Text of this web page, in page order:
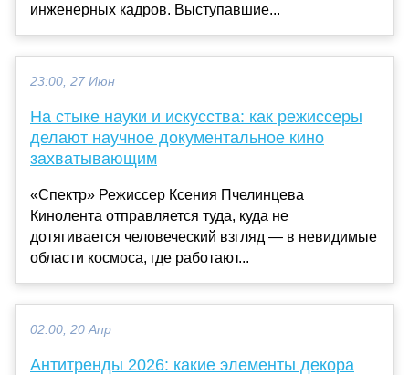
инженерных кадров. Выступавшие...
23:00, 27 Июн
На стыке науки и искусства: как режиссеры
делают научное документальное кино
захватывающим
«Спектр» Режиссер Ксения Пчелинцева
Кинолента отправляется туда, куда не
дотягивается человеческий взгляд — в невидимые
области космоса, где работают...
02:00, 20 Апр
Антитренды 2026: какие элементы декора